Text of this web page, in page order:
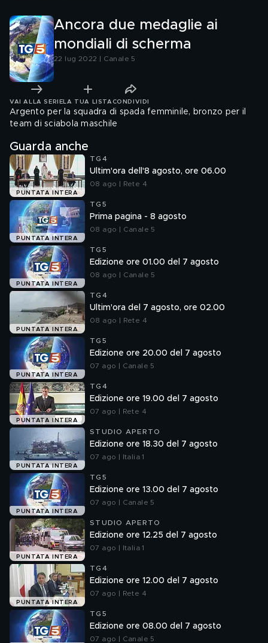
Ancora due medaglie ai
mondiali di scherma
22 lug 2022 | Canale 5
VAI ALLA SERIE LA TUA LISTA CONDIVIDI
Argento per la squadra di spada femminile, bronzo per il
team di sciabola maschile
Guarda anche
PUNTATA INTERA
TG4
Ultim'ora dell'8 agosto, ore 06.00
08 ago | Rete 4
PUNTATA INTERA
TG5
Prima pagina - 8 agosto
08 ago | Canale 5
PUNTATA INTERA
TG5
Edizione ore 01.00 del 7 agosto
08 ago | Canale 5
PUNTATA INTERA
TG4
Ultim'ora del 7 agosto, ore 02.00
08 ago | Rete 4
PUNTATA INTERA
TG5
Edizione ore 20.00 del 7 agosto
07 ago | Canale 5
PUNTATA INTERA
TG4
Edizione ore 19.00 del 7 agosto
07 ago | Rete 4
PUNTATA INTERA
STUDIO APERTO
Edizione ore 18.30 del 7 agosto
07 ago | Italia 1
PUNTATA INTERA
TG5
Edizione ore 13.00 del 7 agosto
07 ago | Canale 5
PUNTATA INTERA
STUDIO APERTO
Edizione ore 12.25 del 7 agosto
07 ago | Italia 1
PUNTATA INTERA
TG4
Edizione ore 12.00 del 7 agosto
07 ago | Rete 4
TG5
Edizione ore 08.00 del 7 agosto
07 ago | Canale 5